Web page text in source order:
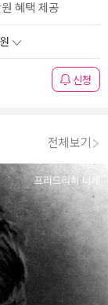
혜택 제공
신청
전체보기